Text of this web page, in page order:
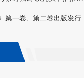
第一卷、第二卷出版发行